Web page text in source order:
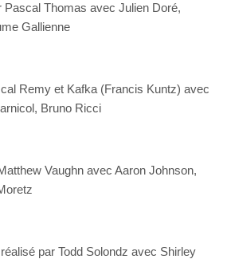
Pascal Thomas avec Julien Doré,
Gallienne
Remy et Kafka (Francis Kuntz) avec
Bruno Ricci
Vaughn avec Aaron Johnson,
réalisé par Todd Solondz avec Shirley